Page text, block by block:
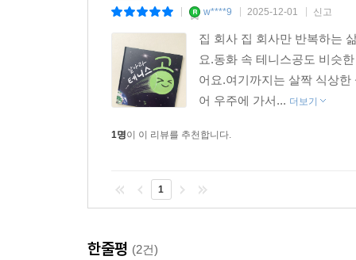
w****9 2025-12-01 신고
집 회사 집 회사만 반복하는
요.동화 속 테니스공도 비슷
어요.여기까지는 살짝 식상
어 우주에 가서... 더보기
1명이 이 리뷰를 추천합니다.
1
한줄평 (2건)